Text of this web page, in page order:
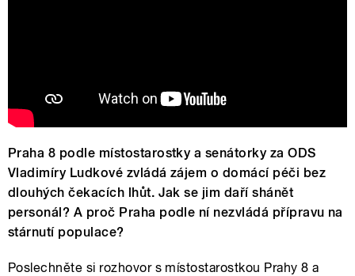
Praha 8 podle místostarostky a senátorky za ODS
Vladimíry Ludkové zvládá zájem o domácí péči bez
dlouhých čekacích lhůt. Jak se jim daří shánět
personál? A proč Praha podle ní nezvládá přípravu na
stárnutí populace?
Poslechněte si rozhovor s místostarostkou Prahy 8 a